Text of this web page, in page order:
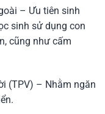
– Ưu tiên sinh
sinh sử dụng con
cũng như cấm
(TPV) – Nhằm ngăn